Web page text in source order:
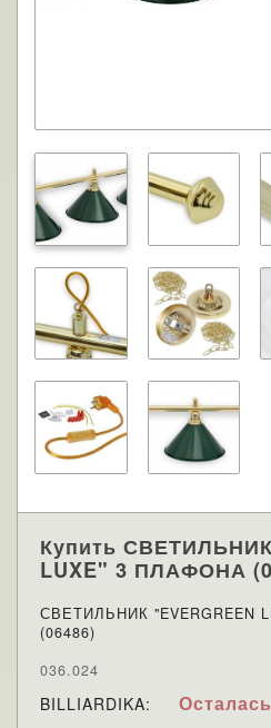
Купить СВЕТИЛЬНИК
LUXE" 3 ПЛАФОНА
СВЕТИЛЬНИК "EVERGREEN
(06486)
036.024
BILLIARDIKA: